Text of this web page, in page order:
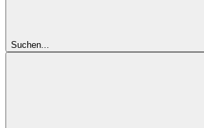
Suchen...